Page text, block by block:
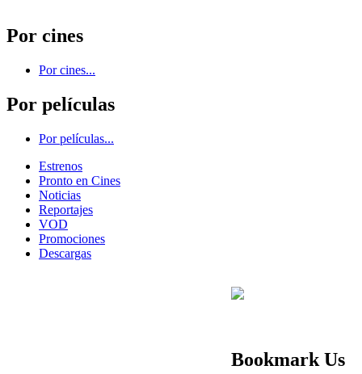
Por cines
Por cines...
Por películas
Por películas...
Estrenos
Pronto en Cines
Noticias
Reportajes
VOD
Promociones
Descargas
Bookmark Us